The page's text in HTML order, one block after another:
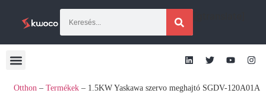
Otthon – Termékek – 1.5KW Yaskawa szervo meghajtó SGDV-120A01A